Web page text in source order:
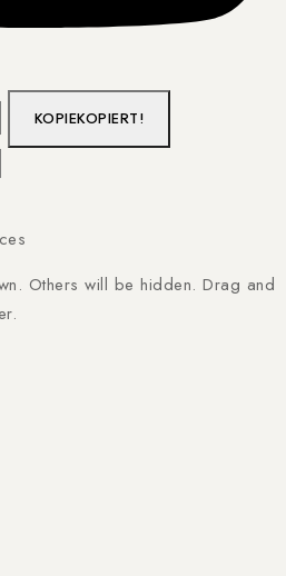
KOPIEKOPIERT!
Others will be hidden. Drag and